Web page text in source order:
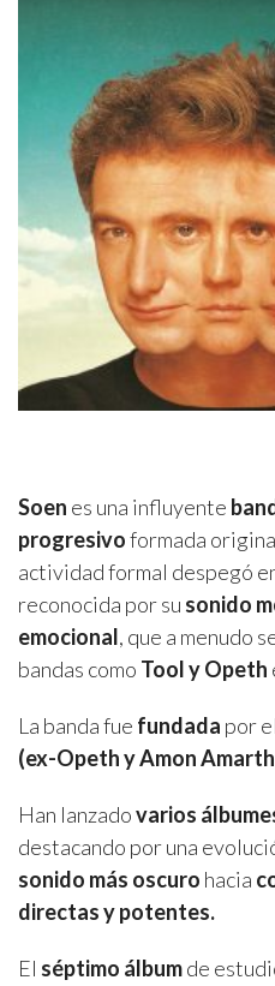
Soen es una influyente
progresivoformada
actividad formal despegó
reconocida por su sonido
emocional, que a menudo
bandas como Tool y Opeth
La banda fue fundada por
(ex-Opeth y Amon
Han lanzadovarios
destacando por una
sonido más oscuro hacia
directas y potentes.
El séptimo álbumde